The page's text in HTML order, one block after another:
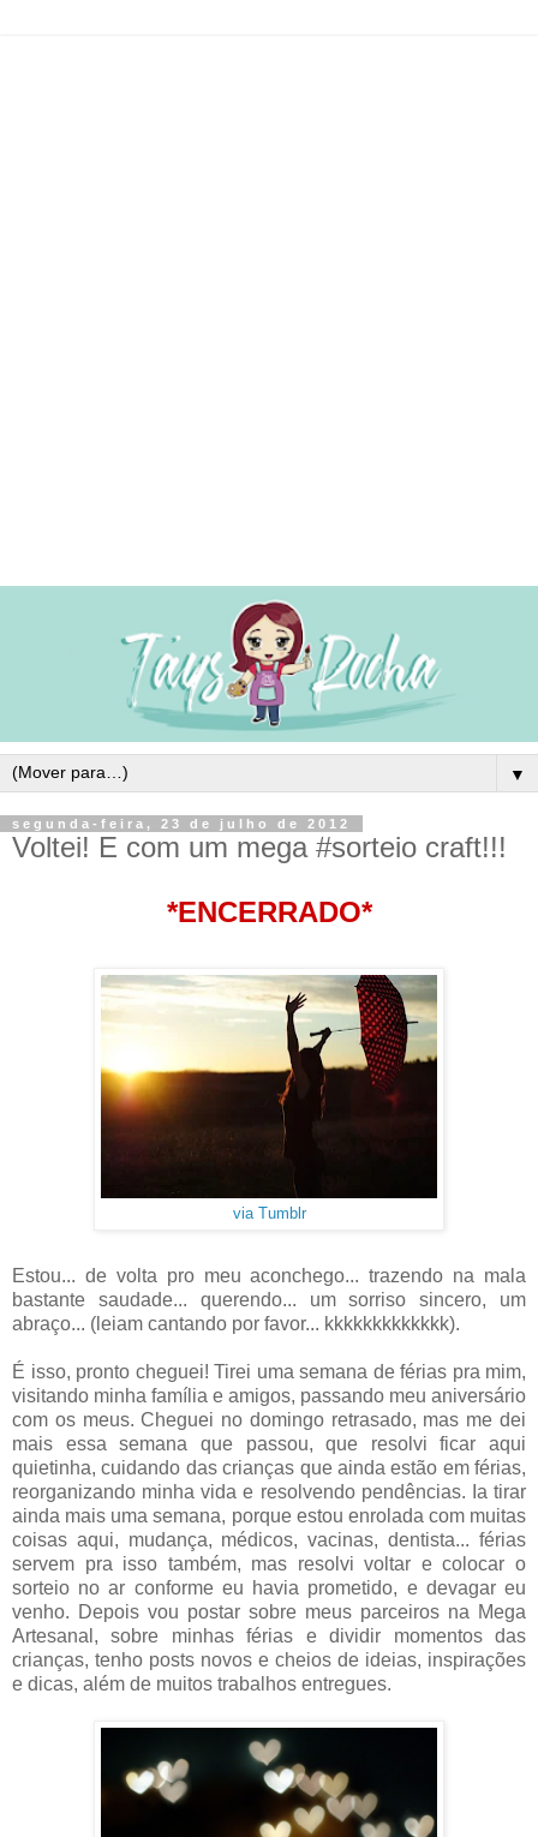
▼
segunda-feira, 23 de julho de 2012
Voltei! E com um mega #sorteio craft!!!
*ENCERRADO*
via Tumblr
Estou... de volta pro meu aconchego... trazendo na mala
bastante saudade... querendo... um sorriso sincero, um
abraço... (leiam cantando por favor... kkkkkkkkkkkkk).
É isso, pronto cheguei! Tirei uma semana de férias pra mim,
visitando minha família e amigos, passando meu aniversário
com os meus. Cheguei no domingo retrasado, mas me dei
mais essa semana que passou, que resolvi ficar aqui
quietinha, cuidando das crianças que ainda estão em férias,
reorganizando minha vida e resolvendo pendências. Ia tirar
ainda mais uma semana, porque estou enrolada com muitas
coisas aqui, mudança, médicos, vacinas, dentista... férias
servem pra isso também, mas resolvi voltar e colocar o
sorteio no ar conforme eu havia prometido, e devagar eu
venho. Depois vou postar sobre meus parceiros na Mega
Artesanal, sobre minhas férias e dividir momentos das
crianças, tenho posts novos e cheios de ideias, inspirações
e dicas, além de muitos trabalhos entregues.